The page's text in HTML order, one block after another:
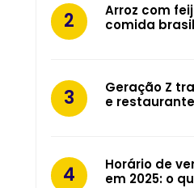
Arroz com
comida
Geração Z
e
Horário de
em 2025: o